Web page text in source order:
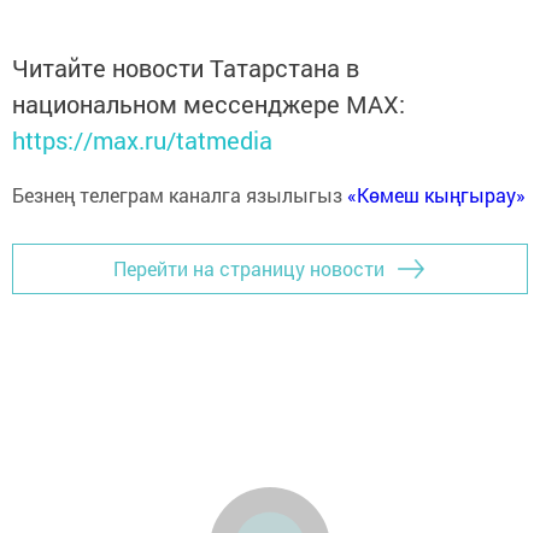
Читайте новости Татарстана в
национальном мессенджере MАХ:
https://max.ru/tatmedia
Безнең телеграм каналга язылыгыз «Көмеш кыңгырау»
Перейти на страницу новости